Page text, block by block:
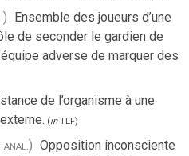
Ensemble des joueurs d’une
de seconder le gardien de
adverse de marquer des
de l’organisme à une
(inTLF)
anal.) Opposition inconsciente